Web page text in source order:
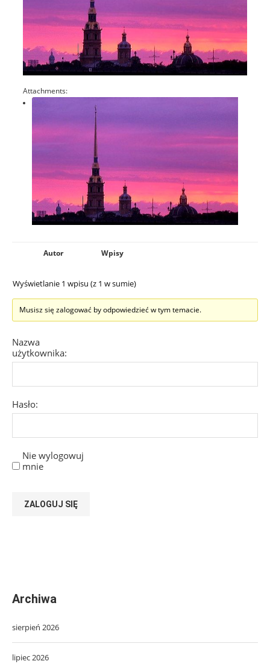
Attachments:
Autor Wpisy
Wyświetlanie 1 wpisu (z 1 w sumie)
Musisz się zalogować by odpowiedzieć w tym temacie.
Nazwa
użytkownika:
Hasło:
Nie wylogowuj
mnie
ZALOGUJ SIĘ
Archiwa
sierpień 2026
lipiec 2026